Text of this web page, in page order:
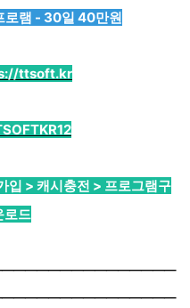
로램 - 30일 40만원
ttsoft.kr
입 > 캐시충전 > 프로그램구
로드